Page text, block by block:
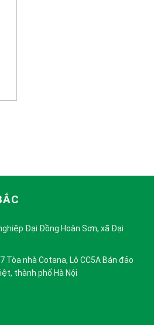
Đại Đồng Hoàn Sơn, xã Đại
Tòa nhà Cotana, Lô CC5A Bán đảo
thành phố Hà Nội